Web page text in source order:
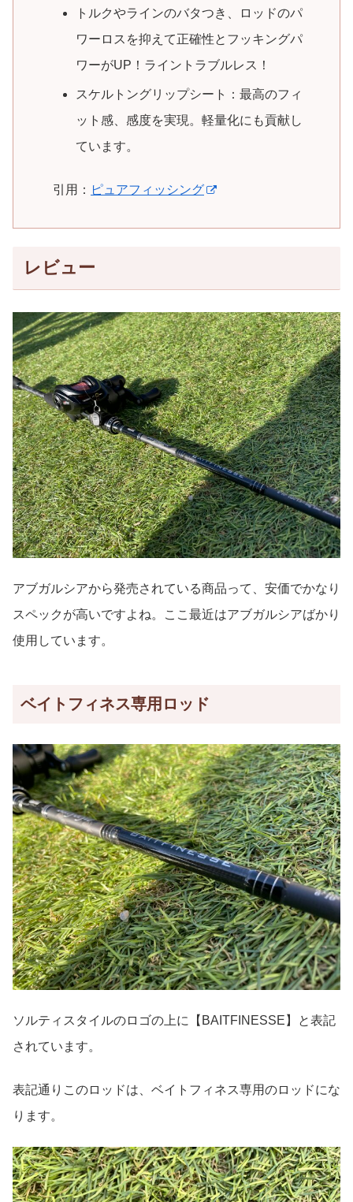
トルクやラインのバタつき、ロッドのパ
ワーロスを抑えて正確性とフッキングパ
ワーがUP！ライントラブルレス！
スケルトングリップシート：最高のフィ
ット感、感度を実現。軽量化にも貢献し
ています。
引用： ピュアフィッシング
レビュー
アブガルシアから発売されている商品って、安価でかなり
スペックが高いですよね。ここ最近はアブガルシアばかり
使用しています。
ベイトフィネス専用ロッド
ソルティスタイルのロゴの上に【BAITFINESSE】と表記
されています。
表記通りこのロッドは、ベイトフィネス専用のロッドにな
ります。